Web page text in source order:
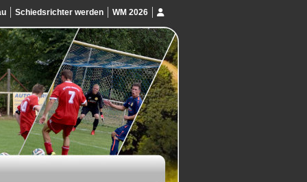
Schiedsrichter werden WM 2026